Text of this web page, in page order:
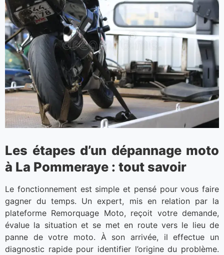
Les étapes d’un dépannage moto
à La Pommeraye : tout savoir
Le fonctionnement est simple et pensé pour vous faire
gagner du temps. Un expert, mis en relation par la
plateforme Remorquage Moto, reçoit votre demande,
évalue la situation et se met en route vers le lieu de
panne de votre moto. À son arrivée, il effectue un
diagnostic rapide pour identifier l’origine du problème.